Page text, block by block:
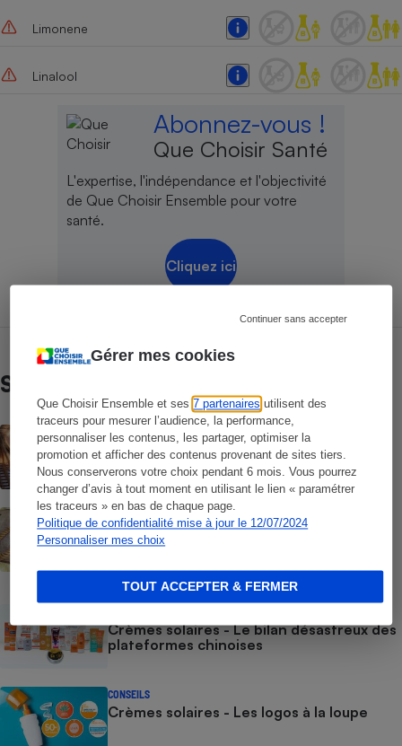
Gérer mes cookies
Que Choisir Ensemble et ses7 partenaires utilisent des
traceurs pour mesurer l’audience, la performance,
personnaliser les contenus, les partager, optimiser la
promotion et afficher des contenus provenant de sites tiers.
Nous conserverons votre choix pendant 6 mois. Vous pourrez
changer d’avis à tout moment en utilisant le lien « paramétrer
les traceurs » en bas de chaque page.
Politique de confidentialité mise à jour le 12/07/2024
Personnaliser mes choix
Continuer sans accepter
TOUT ACCEPTER & FERMER
Limonene
Linalool
Abonnez-vous !
Que Choisir Santé
L'expertise, l'indépendance et l'objectivité
de Que Choisir Ensemble pour votre
santé.
Cliquez ici
Sur le même sujet
ACTUALITÉ
Les moustiques vont-ils s’habituer au
répulsif le plus efficace ?
ACTION QUE CHOISIR ENSEMBLE
Test des crèmes solaires vendues sur
Temu, Shein et AliExpress - 9 sur 10
consommateurs
Crèmes solaires - Le bilan désastreux des
plateformes chinoises
CONSEILS
Crèmes solaires - Les logos à la loupe